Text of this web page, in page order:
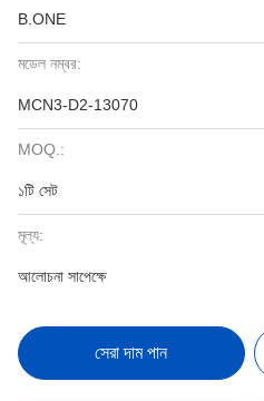
B.ONE
মডেল নম্বর:
MCN3-D2-13070
MOQ.:
১টি সেট
মূল্য:
আলোচনা সাপেক্ষে
সেরা দাম পান